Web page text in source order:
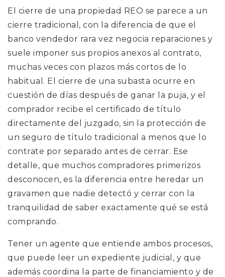
El cierre de una propiedad REO se parece a un
cierre tradicional, con la diferencia de que el
banco vendedor rara vez negocia reparaciones y
suele imponer sus propios anexos al contrato,
muchas veces con plazos más cortos de lo
habitual. El cierre de una subasta ocurre en
cuestión de días después de ganar la puja, y el
comprador recibe el certificado de título
directamente del juzgado, sin la protección de
un seguro de título tradicional a menos que lo
contrate por separado antes de cerrar. Ese
detalle, que muchos compradores primerizos
desconocen, es la diferencia entre heredar un
gravamen que nadie detectó y cerrar con la
tranquilidad de saber exactamente qué se está
comprando.
Tener un agente que entiende ambos procesos,
que puede leer un expediente judicial, y que
además coordina la parte de financiamiento y de